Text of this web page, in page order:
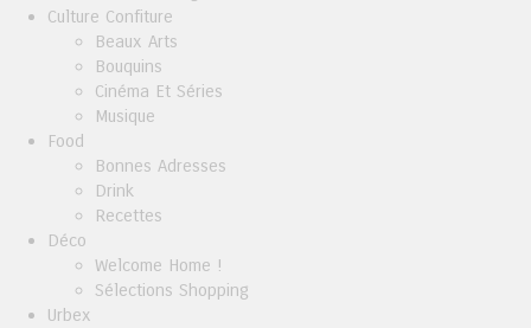
Culture Confiture
Beaux Arts
Bouquins
Cinéma Et Séries
Musique
Food
Bonnes Adresses
Drink
Recettes
Déco
Welcome Home !
Sélections Shopping
Urbex